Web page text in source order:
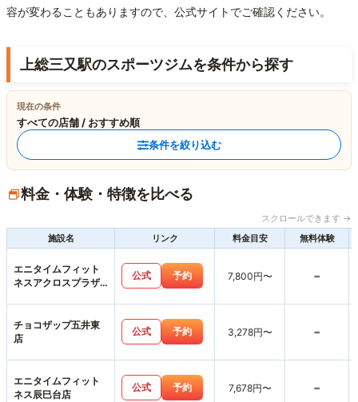
容が変わることもありますので、公式サイトでご確認ください。
上総三又駅のスポーツジムを条件から探す
現在の条件
すべての店舗 / おすすめ順
条件を絞り込む
料金・体験・特徴を比べる
スクロールできます →
施設名
リンク 料金目安 無料体験
エニタイムフィット
ネスアクロスプラザ
公式 予約 7,800円〜 -
チョコザップ五井東
店
公式 予約 3,278円〜 -
エニタイムフィット
ネス辰巳台店
公式 予約 7,678円〜 -